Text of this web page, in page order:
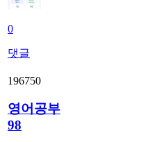
0
댓글
196750
영어공부
98